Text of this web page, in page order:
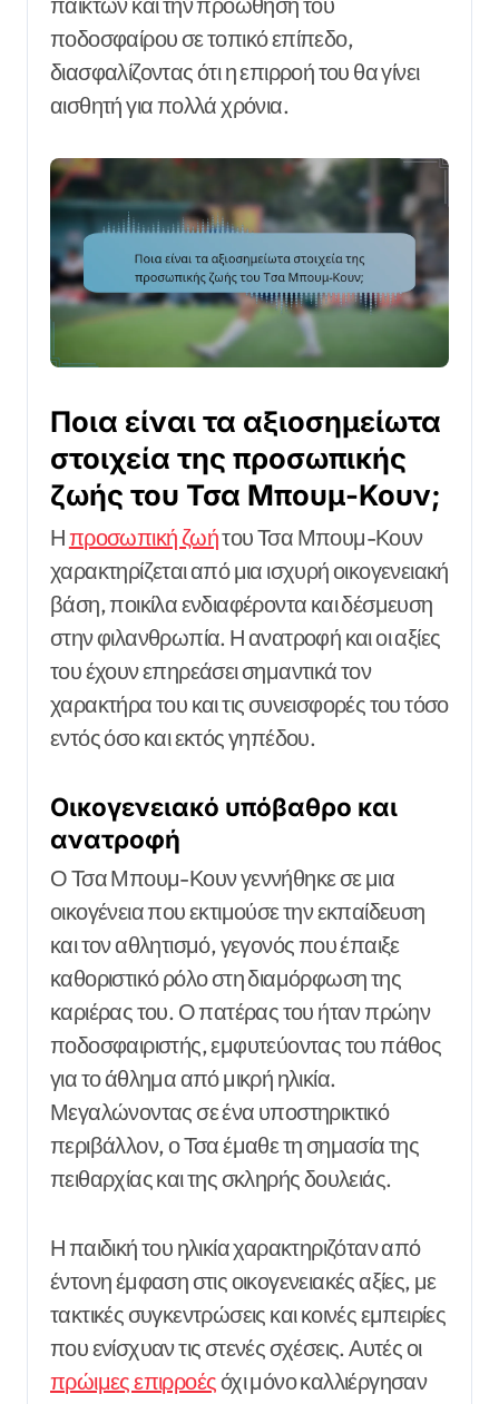
ποδοσφαίρου σε τοπικό επίπεδο,
διασφαλίζοντας ότι η επιρροή του θα γίνει
αισθητή για πολλά χρόνια.
Ποια είναι τα αξιοσημείωτα
στοιχεία της προσωπικής
ζωής του Τσα Μπουμ-Κουν;
Ηπροσωπική ζωήτου Τσα Μπουμ-Κουν
χαρακτηρίζεται από μια ισχυρή οικογενειακή
βάση, ποικίλα ενδιαφέροντα και δέσμευση
στην φιλανθρωπία. Η ανατροφή και οι αξίες
του έχουν επηρεάσει σημαντικά τον
χαρακτήρα του και τις συνεισφορές του τόσο
εντός όσο και εκτός γηπέδου.
Οικογενειακό υπόβαθρο και
ανατροφή
Ο Τσα Μπουμ-Κουν γεννήθηκε σε μια
οικογένεια που εκτιμούσε την εκπαίδευση
και τον αθλητισμό, γεγονός που έπαιξε
καθοριστικό ρόλο στη διαμόρφωση της
καριέρας του. Ο πατέρας του ήταν πρώην
ποδοσφαιριστής, εμφυτεύοντας του πάθος
για το άθλημα από μικρή ηλικία.
Μεγαλώνοντας σε ένα υποστηρικτικό
περιβάλλον, ο Τσα έμαθε τη σημασία της
πειθαρχίας και της σκληρής δουλειάς.
Η παιδική του ηλικία χαρακτηριζόταν από
έντονη έμφαση στις οικογενειακές αξίες, με
τακτικές συγκεντρώσεις και κοινές εμπειρίες
που ενίσχυαν τις στενές σχέσεις. Αυτές οι
πρώιμες επιρροέςόχι μόνο καλλιέργησαν